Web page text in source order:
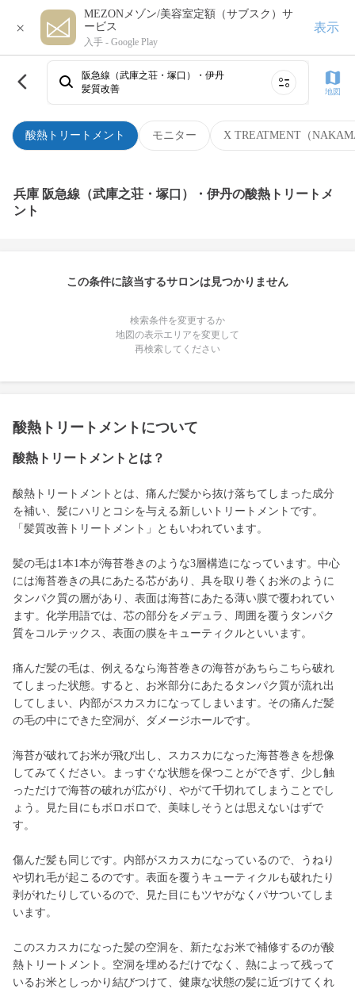
×
MEZONメゾン/美容室定額（サブスク）サ
ービス
入手 - Google Play
表示
酸熱トリートメント モニター X TREATMENT（
阪急線（武庫之荘・塚口）・伊丹
髪質改善
地図
兵庫 阪急線（武庫之荘・塚口）・伊丹の酸熱トリートメ
ント
この条件に該当するサロンは見つかりません
検索条件を変更するか
地図の表示エリアを変更して
再検索してください
酸熱トリートメントについて
酸熱トリートメントとは？
酸熱トリートメントとは、痛んだ髪から抜け落ちてしまった成分
を補い、髪にハリとコシを与える新しいトリートメントです。
「髪質改善トリートメント」ともいわれています。
髪の毛は1本1本が海苔巻きのような3層構造になっています。中心
には海苔巻きの具にあたる芯があり、具を取り巻くお米のように
タンパク質の層があり、表面は海苔にあたる薄い膜で覆われてい
ます。化学用語では、芯の部分をメデュラ、周囲を覆うタンパク
質をコルテックス、表面の膜をキューティクルといいます。
痛んだ髪の毛は、例えるなら海苔巻きの海苔があちらこちら破れ
てしまった状態。すると、お米部分にあたるタンパク質が流れ出
してしまい、内部がスカスカになってしまいます。その痛んだ髪
の毛の中にできた空洞が、ダメージホールです。
海苔が破れてお米が飛び出し、スカスカになった海苔巻きを想像
してみてください。まっすぐな状態を保つことができず、少し触
っただけで海苔の破れが広がり、やがて千切れてしまうことでし
ょう。見た目にもボロボロで、美味しそうとは思えないはずで
す。
傷んだ髪も同じです。内部がスカスカになっているので、うねり
や切れ毛が起こるのです。表面を覆うキューティクルも破れたり
剥がれたりしているので、見た目にもツヤがなくパサついてしま
います。
このスカスカになった髪の空洞を、新たなお米で補修するのが酸
熱トリートメント。空洞を埋めるだけでなく、熱によって残って
いるお米としっかり結びつけて、健康な状態の髪に近づけてくれ